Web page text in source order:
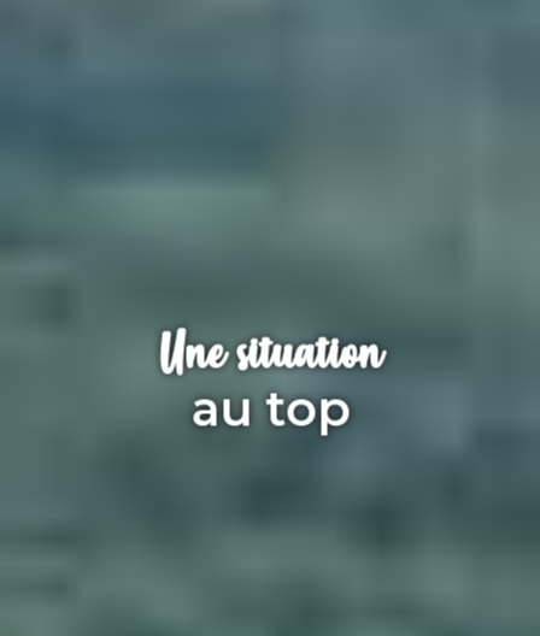
Une situation
au top